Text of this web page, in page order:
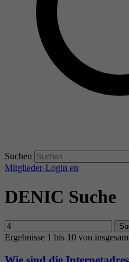
Suchen
Mitglieder-Login en
DENIC Suche
Ergebnisse 1 bis 10 von